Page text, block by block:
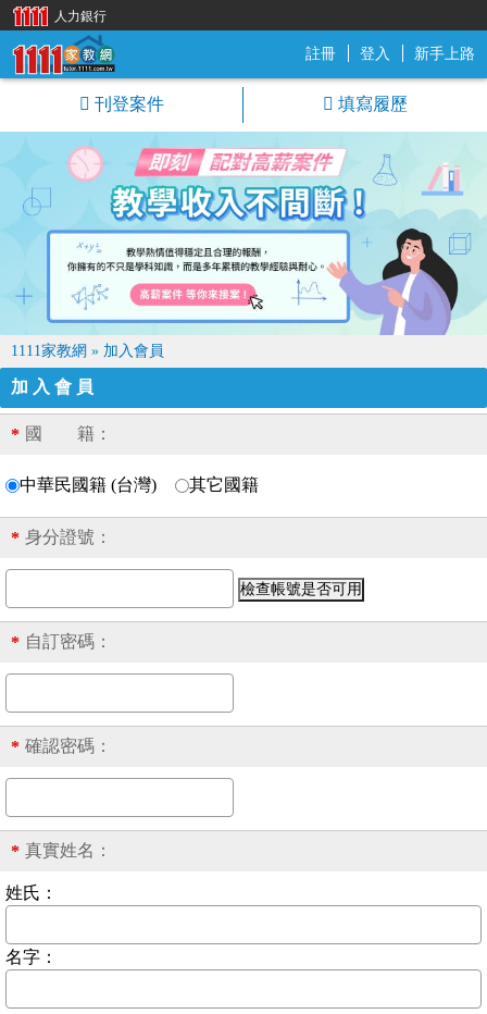
註冊 登入 新手上路
刊登案件 填寫履歷
1111家教網 » 加入會員
加入會員
* 國 籍：
中華民國籍 (台灣) 其它國籍
* 身分證號 ：
* 自訂密碼：
* 確認密碼：
* 真實姓名：
姓氏：
名字：
人力銀行